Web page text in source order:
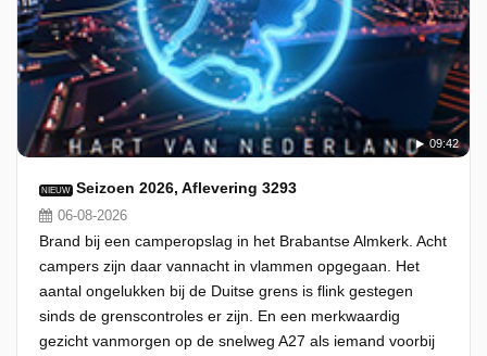
09:42
NIEUW Seizoen 2026, Aflevering 3293
06-08-2026
Brand bij een camperopslag in het Brabantse Almkerk. Acht
campers zijn daar vannacht in vlammen opgegaan. Het
aantal ongelukken bij de Duitse grens is flink gestegen
sinds de grenscontroles er zijn. En een merkwaardig
gezicht vanmorgen op de snelweg A27 als iemand voorbij